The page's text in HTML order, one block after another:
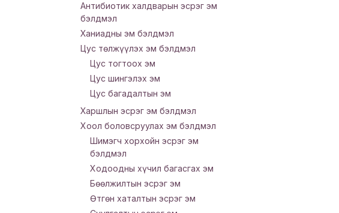
Антибиотик халдварын эсрэг эм
бэлдмэл
Ханиадны эм бэлдмэл
Цус төлжүүлэх эм бэлдмэл
Цус тогтоох эм
Цус шингэлэх эм
Цус багадалтын эм
Харшлын эсрэг эм бэлдмэл
Хоол боловсруулах эм бэлдмэл
Шимэгч хорхойн эсрэг эм
бэлдмэл
Ходоодны хүчил багасгах эм
Бөөлжилтын эсрэг эм
Өтгөн хаталтын эсрэг эм